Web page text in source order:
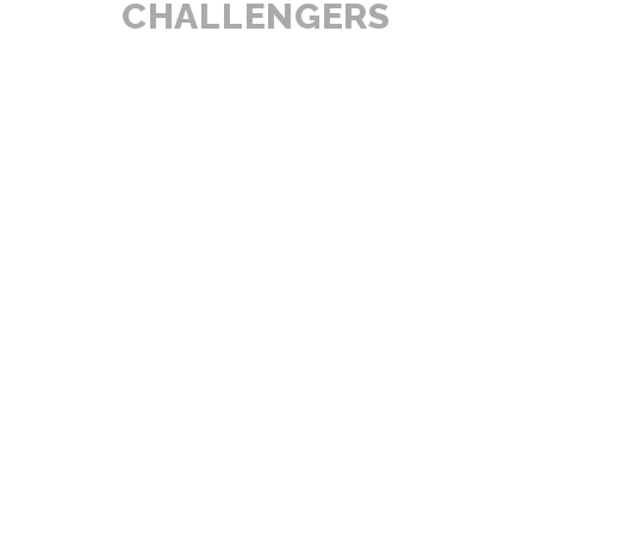
CHALLENGERS